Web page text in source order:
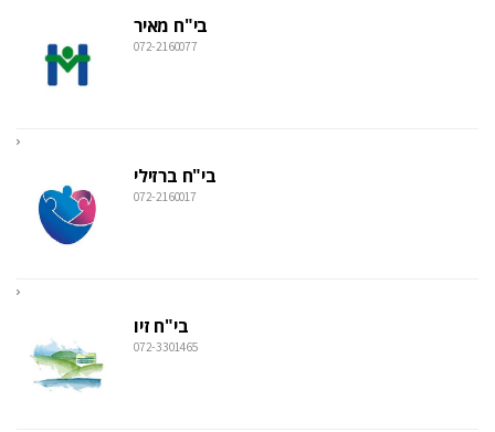
בי"ח מאיר
072-2160077
בי"ח ברזילי
072-2160017
בי"ח זיו
072-3301465